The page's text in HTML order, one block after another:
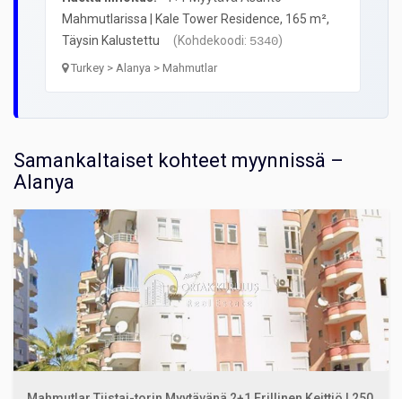
Mahmutlarissa | Kale Tower Residence, 165 m²,
Täysin Kalustettu
(Kohdekoodi: 5340)
Turkey > Alanya > Mahmutlar
Samankaltaiset kohteet myynnissä –
Alanya